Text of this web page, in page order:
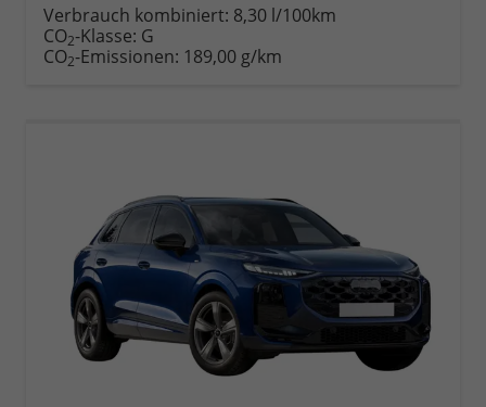
anfordern
Datei,
Verbrauch kombiniert: 8,30 l/100km
CO2-Klasse: G
CO2-Emissionen: 189,00 g/km